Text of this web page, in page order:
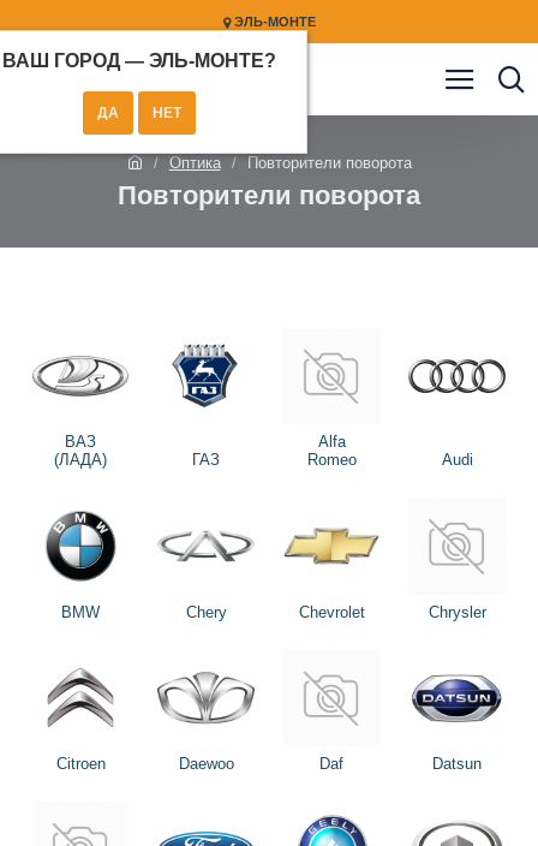
ЭЛЬ-МОНТЕ
ВАШ ГОРОД — ЭЛЬ-МОНТЕ?
Оптика Повторители поворота
Повторители поворота
ВАЗ
(ЛАДА)
ГАЗ
Alfa
Romeo
Audi
BMW Chery Chevrolet Chrysler
Citroen Daewoo Daf Datsun